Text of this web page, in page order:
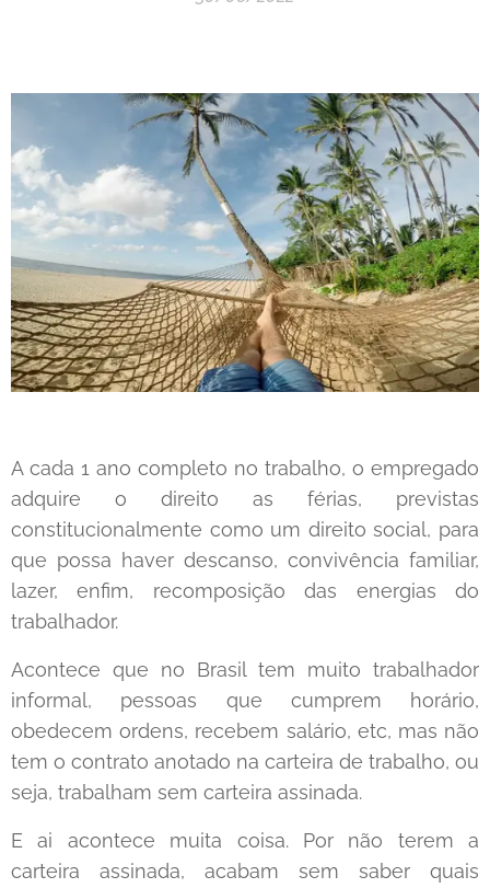
A cada 1 ano completo no trabalho, o empregado
adquire o direito as férias, previstas
constitucionalmente como um direito social, para
que possa haver descanso, convivência familiar,
lazer, enfim, recomposição das energias do
trabalhador.
Acontece que no Brasil tem muito trabalhador
informal, pessoas que cumprem horário,
obedecem ordens, recebem salário, etc, mas não
tem o contrato anotado na carteira de trabalho, ou
seja, trabalham sem carteira assinada.
E ai acontece muita coisa. Por não terem a
carteira assinada, acabam sem saber quais